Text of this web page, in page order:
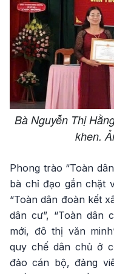
Bà Nguyễn Thị
khen.
Phong trào “Toàn
bà chỉ đạo gắn chặt
“Toàn dân đoàn kết
dân cư”, “Toàn dân
mới, đô thị văn
quy chế dân chủ ở
đảo cán bộ, đảng